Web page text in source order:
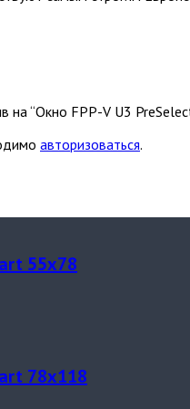
на “Окно FPP-V U3
авторизоваться.
55х78
78х118